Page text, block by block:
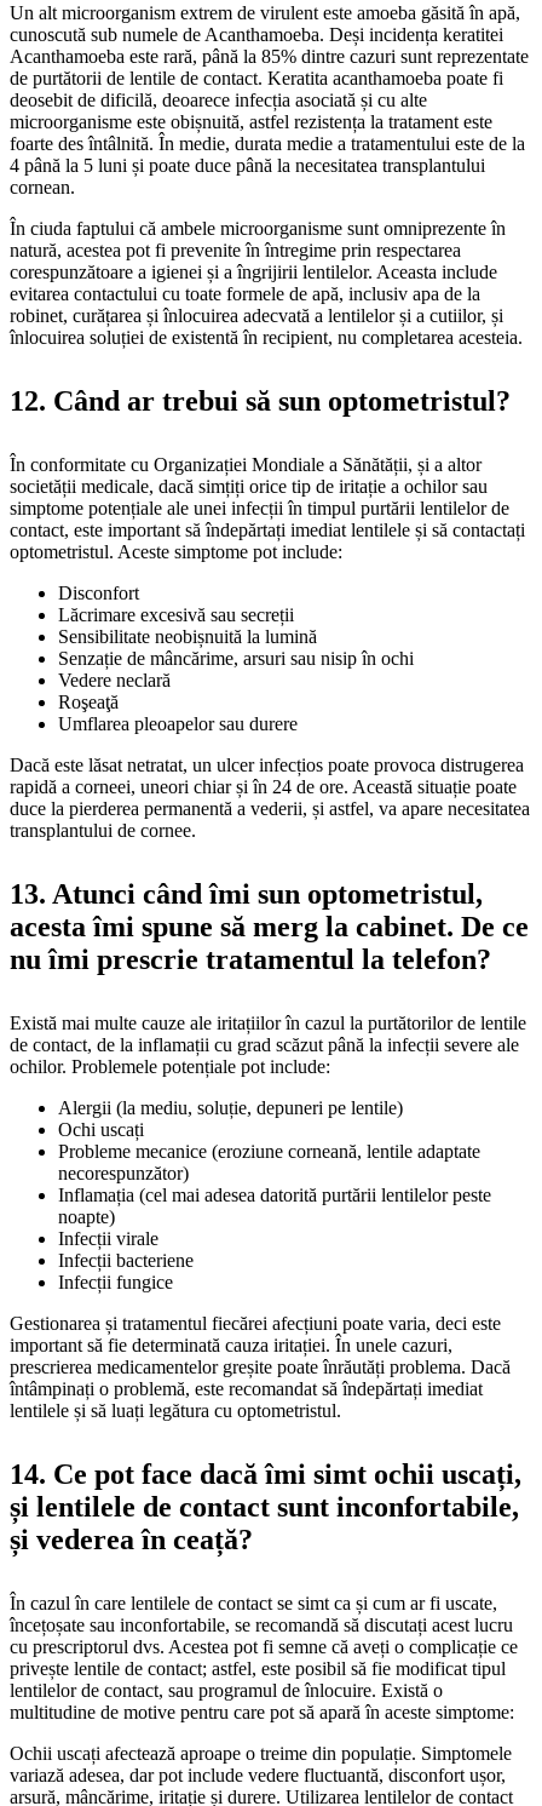
Un alt microorganism extrem de virulent este amoeba găsită în apă,
cunoscută sub numele de Acanthamoeba. Deși incidența keratitei
Acanthamoeba este rară, până la 85% dintre cazuri sunt reprezentate
de purtătorii de lentile de contact. Keratita acanthamoeba poate fi
deosebit de dificilă, deoarece infecția asociată și cu alte
microorganisme este obișnuită, astfel rezistența la tratament este
foarte des întâlnită. În medie, durata medie a tratamentului este de la
4 până la 5 luni și poate duce până la necesitatea transplantului
cornean.
În ciuda faptului că ambele microorganisme sunt omniprezente în
natură, acestea pot fi prevenite în întregime prin respectarea
corespunzătoare a igienei și a îngrijirii lentilelor. Aceasta include
evitarea contactului cu toate formele de apă, inclusiv apa de la
robinet, curățarea și înlocuirea adecvată a lentilelor și a cutiilor, și
înlocuirea soluției de existentă în recipient, nu completarea acesteia.
12. Când ar trebui să sun optometristul?
În conformitate cu Organizației Mondiale a Sănătății, și a altor
societății medicale, dacă simțiți orice tip de iritație a ochilor sau
simptome potențiale ale unei infecții în timpul purtării lentilelor de
contact, este important să îndepărtați imediat lentilele și să contactați
optometristul. Aceste simptome pot include:
Disconfort
Lăcrimare excesivă sau secreții
Sensibilitate neobișnuită la lumină
Senzație de mâncărime, arsuri sau nisip în ochi
Vedere neclară
Roşeaţă
Umflarea pleoapelor sau durere
Dacă este lăsat netratat, un ulcer infecțios poate provoca distrugerea
rapidă a corneei, uneori chiar și în 24 de ore. Această situație poate
duce la pierderea permanentă a vederii, și astfel, va apare necesitatea
transplantului de cornee.
13. Atunci când îmi sun optometristul,
acesta îmi spune să merg la cabinet. De ce
nu îmi prescrie tratamentul la telefon?
Există mai multe cauze ale iritațiilor în cazul la purtătorilor de lentile
de contact, de la inflamații cu grad scăzut până la infecții severe ale
ochilor. Problemele potențiale pot include:
Alergii (la mediu, soluție, depuneri pe lentile)
Ochi uscați
Probleme mecanice (eroziune corneană, lentile adaptate
necorespunzător)
Inflamația (cel mai adesea datorită purtării lentilelor peste
noapte)
Infecții virale
Infecții bacteriene
Infecții fungice
Gestionarea și tratamentul fiecărei afecțiuni poate varia, deci este
important să fie determinată cauza iritației. În unele cazuri,
prescrierea medicamentelor greșite poate înrăutăți problema. Dacă
întâmpinați o problemă, este recomandat să îndepărtați imediat
lentilele și să luați legătura cu optometristul.
14. Ce pot face dacă îmi simt ochii uscați,
și lentilele de contact sunt inconfortabile,
și vederea în ceață?
În cazul în care lentilele de contact se simt ca și cum ar fi uscate,
încețoșate sau inconfortabile, se recomandă să discutați acest lucru
cu prescriptorul dvs. Acestea pot fi semne că aveți o complicație ce
privește lentile de contact; astfel, este posibil să fie modificat tipul
lentilelor de contact, sau programul de înlocuire. Există o
multitudine de motive pentru care pot să apară în aceste simptome:
Ochii uscați afectează aproape o treime din populație. Simptomele
variază adesea, dar pot include vedere fluctuantă, disconfort ușor,
arsură, mâncărime, iritație și durere. Utilizarea lentilelor de contact